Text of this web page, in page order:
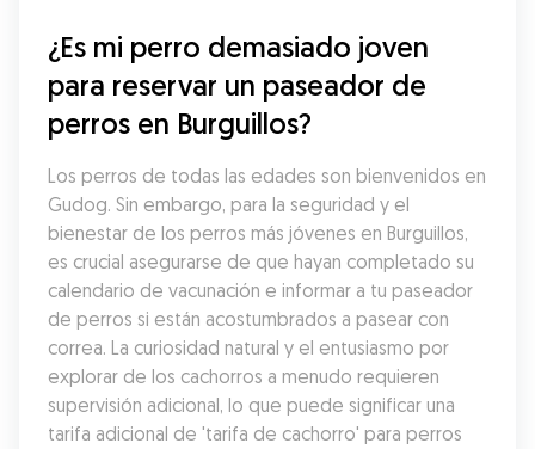
¿Es mi perro demasiado joven
para reservar un paseador de
perros en Burguillos?
Los perros de todas las edades son bienvenidos en
Gudog. Sin embargo, para la seguridad y el
bienestar de los perros más jóvenes en Burguillos,
es crucial asegurarse de que hayan completado su
calendario de vacunación e informar a tu paseador
de perros si están acostumbrados a pasear con
correa. La curiosidad natural y el entusiasmo por
explorar de los cachorros a menudo requieren
supervisión adicional, lo que puede significar una
tarifa adicional de 'tarifa de cachorro' para perros